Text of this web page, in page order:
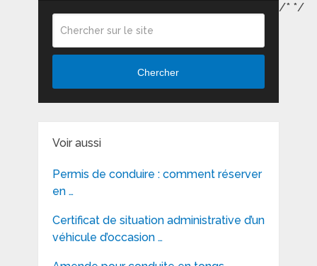
Chercher
Voir aussi
Permis de conduire : comment réserver
en …
Certificat de situation administrative d’un
véhicule d’occasion …
/* */